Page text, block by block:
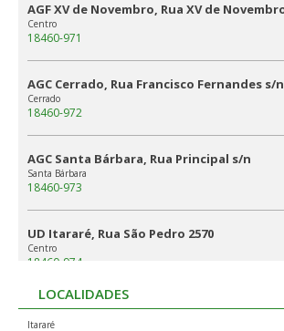
AGF XV de Novembro, Rua XV de
Centro
18460-971
AGC Cerrado, Rua Francisco Fernandes s/n
Cerrado
18460-972
AGC Santa Bárbara, Rua Principal s/n
Santa Bárbara
18460-973
UD Itararé, Rua São Pedro 2570
Centro
18460-974
Pedra Branca de Itararé (Itararé)
18465-000
LOCALIDADES
Itararé